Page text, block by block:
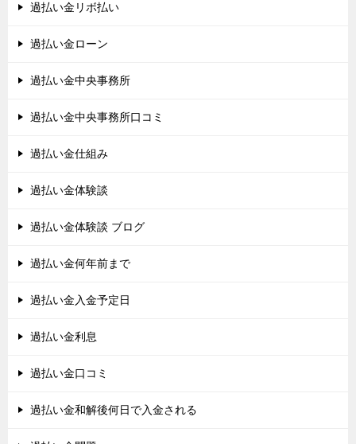
過払い金リボ払い
過払い金ローン
過払い金中央事務所
過払い金中央事務所口コミ
過払い金仕組み
過払い金体験談
過払い金体験談 ブログ
過払い金何年前まで
過払い金入金予定日
過払い金利息
過払い金口コミ
過払い金和解後何日で入金される